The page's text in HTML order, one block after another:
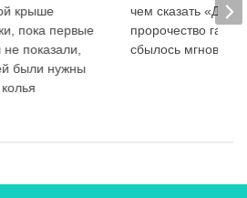
крыше
пока первые
показали,
были нужны
чем сказать «Да»»:
пророчество
сбылось